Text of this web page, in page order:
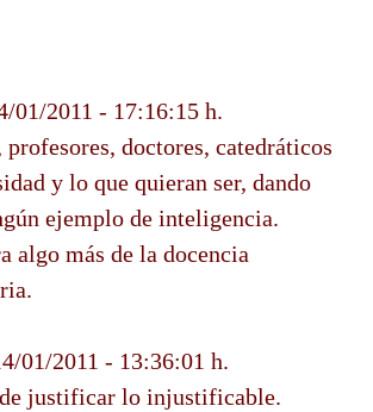
01/2011 - 17:16:15 h.
doctores, catedráticos
y lo que quieran ser, dando
ejemplo de inteligencia.
algo más de la docencia
01/2011 - 13:36:01 h.
justificar lo injustificable.